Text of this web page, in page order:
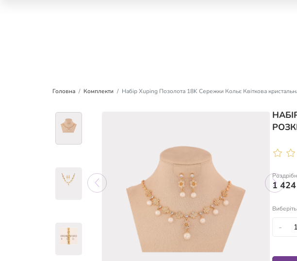
Головна Комплекти Набір Xuping Позолота 18K Сережки Кольє Квіткова
1 424
Виберіть
-